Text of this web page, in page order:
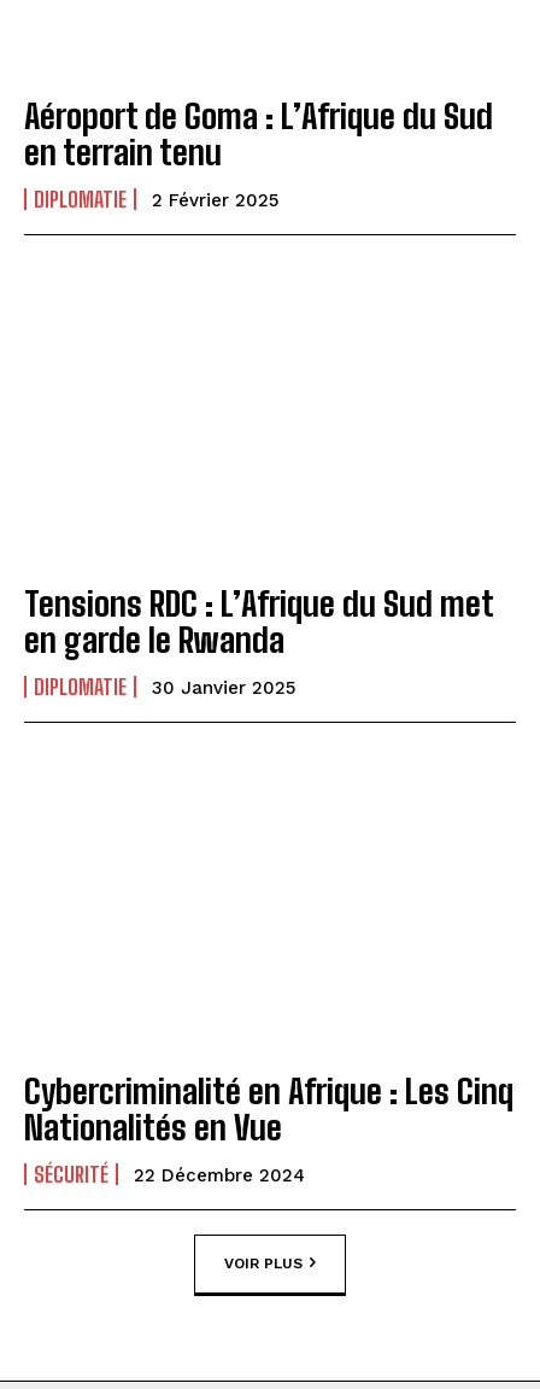
Aéroport de Goma : L’Afrique du Sud
en terrain tenu
DIPLOMATIE 2 Février 2025
Tensions RDC : L’Afrique du Sud met
en garde le Rwanda
DIPLOMATIE 30 Janvier 2025
Cybercriminalité en Afrique : Les Cinq
Nationalités en Vue
SÉCURITÉ 22 Décembre 2024
VOIR PLUS